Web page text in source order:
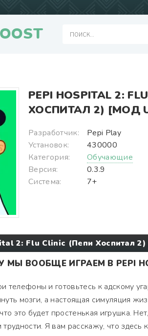
PEPI HOSPITAL 2:
ХОСПИТАЛ 2) [МОД
Разработчик:
Pepi Play
Установок:
430000
Категория:
Обучающие
Версия:
0.3.9
Система:
7+
2: Flu Clinic (Пепи Хоспитал
МЫ ВООБЩЕ ИГРАЕМ В PEPI
телефоны и готовьтесь к адскому
мозги, а настоящая симуляция
это будет простенькая игрушка.
Я вам расскажу, что здесь